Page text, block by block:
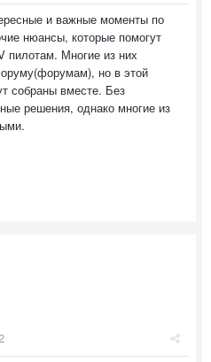
и важные моменты по
нюансы, которые помогут
пилотам. Многие из них
но в этой
собраны вместе. Без
решения, однако многие из